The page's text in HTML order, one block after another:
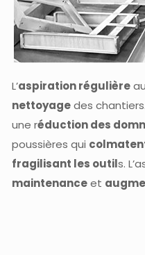
L’aspiration régulière
nettoyagedes
une réduction des
poussières qui
fragilisant les outils.
maintenanceet